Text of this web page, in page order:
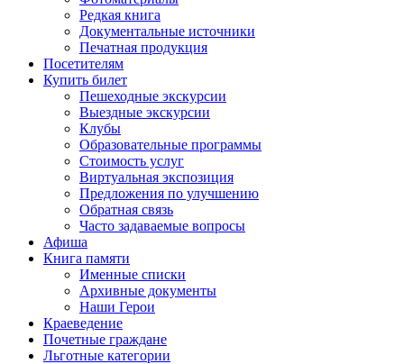
Редкая книга
Документальные источники
Печатная продукция
Посетителям
Купить билет
Пешеходные экскурсии
Выездные экскурсии
Клубы
Образовательные программы
Стоимость услуг
Виртуальная экспозиция
Предложения по улучшению
Обратная связь
Часто задаваемые вопросы
Афиша
Книга памяти
Именные списки
Архивные документы
Наши Герои
Краеведение
Почетные граждане
Льготные категории